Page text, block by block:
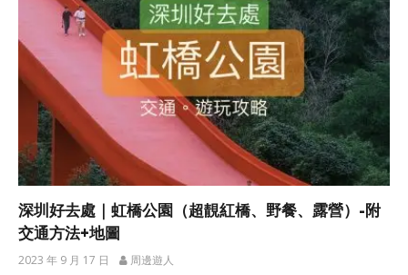
深圳好去處｜虹橋公園（超靚紅橋、野餐、露營）-附
交通方法+地圖
2023 年 9 月 17 日 周邊遊人